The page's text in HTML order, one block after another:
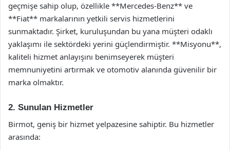
geçmişe sahip olup, özellikle **Mercedes-Benz** ve
**Fiat** markalarının yetkili servis hizmetlerini
sunmaktadır. Şirket, kuruluşundan bu yana müşteri odaklı
yaklaşımı ile sektördeki yerini güçlendirmiştir. **Misyonu**,
kaliteli hizmet anlayışını benimseyerek müşteri
memnuniyetini artırmak ve otomotiv alanında güvenilir bir
marka olmaktır.
2. Sunulan Hizmetler
Birmot, geniş bir hizmet yelpazesine sahiptir. Bu hizmetler
arasında: